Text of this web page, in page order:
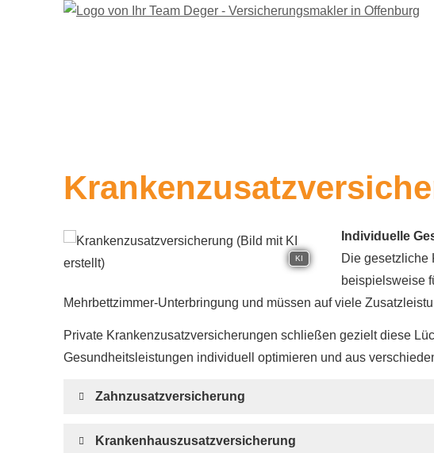
KI
Individuelle
Die gesetzliche
beispielsweise
Mehrbettzimmer-Unterbringung und müssen auf viele
Private Kranken­zusatz­ver­si­che­rungen schließen gezielt diese
Gesundheitsleistungen individuell optimieren und aus
Zahn­zu­satz­ver­si­che­rung
Krankenhauszusatzversicherung